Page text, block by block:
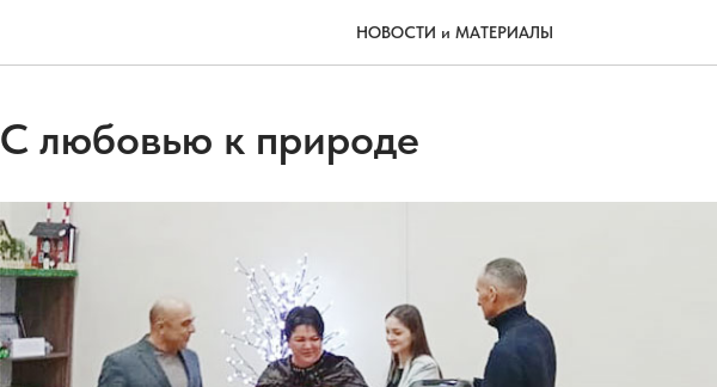
НОВОСТИ и МАТЕРИАЛЫ
С любовью к природе